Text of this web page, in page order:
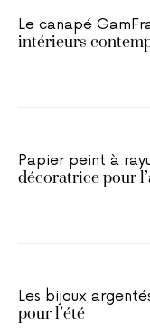
Le canapé
intérieurs
Papier peint à
décoratrice pour
Les bijoux
pour l’été